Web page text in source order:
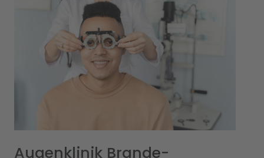
Augenklinik Brande-